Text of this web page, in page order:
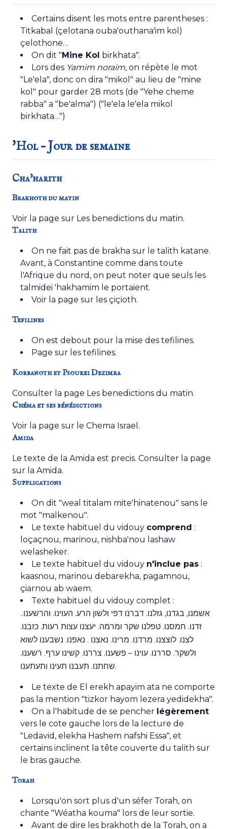
Certains disent les mots entre parentheses :
Titkabal (çelotana ouba'outhana'im kol)
çelothone…
On dit "Mine Kol birkhata".
Lors des Yamim noraim, on répète le mot
"Le'ela", donc on dira "mikol" au lieu de "mine
kol" pour garder 28 mots (de "Yehe cheme
rabba" a "be'alma") ("le'ela le'ela mikol
birkhata…")
'Hol – Jour de semaine
Cha'harith
Brakhoth du matin
Voir la page sur Les benedictions du matin.
Talith
On ne fait pas de brakha sur le talith katane.
Avant, à Constantine comme dans toute
l'Afrique du nord, on peut noter que seuls les
talmidei 'hakhamim le portaient.
Voir la page sur les çiçioth.
Tefilines
On est debout pour la mise des tefilines.
Page sur les tefilines.
Korbanoth et Psoukei Dezimra
Consulter la page Les benedictions du matin.
Chéma et ses bénédictions
Voir la page sur le Chema Israel .
Amida
Le texte de la Amida est precis. Consulter la page
sur la Amida.
Supplications
On dit "weal titalam mite'hinatenou" sans le
mot "malkenou".
Le texte habituel du vidouy comprend :
loçaçnou, marinou, nishba'nou lashaw
welasheker.
Le texte habituel du vidouy n'inclue pas :
kaasnou, marinou debarekha, pagamnou,
çiarnou ab waem.
Texte habituel du vidouy complet :
.אשמנו, בגדנו, גזלנו. דברנו דפי ולשון הרע. העוינו. והרשענו.
זדנו. חמסנו. טפלנו שקר ומרמה. יעצנו עצות רעות. כזבנו.
לצנו. לוצצנו. מרדנו. מרינו. נאצנו . נאפנו. נשבענו לשוא
ולשקר. סררנו. עוינו – פשענו. צררנו. קשינו ערף. רשענו.
שחתנו. תעבנו תעינו ותעתענו.
Le texte de El erekh apayim ata ne comporte
pas la mention "tizkor hayom lezera yedidekha".
On a l'habitude de se pencher légèrement
vers le cote gauche lors de la lecture de
"Ledavid, elekha Hashem nafshi Essa", et
certains inclinent la tête couverte du talith sur
le bras gauche.
Torah
Lorsqu'on sort plus d'un séfer Torah, on
chante "Wéatha kouma" lors de leur sortie.
Avant de dire les brakhoth de la Torah, on a